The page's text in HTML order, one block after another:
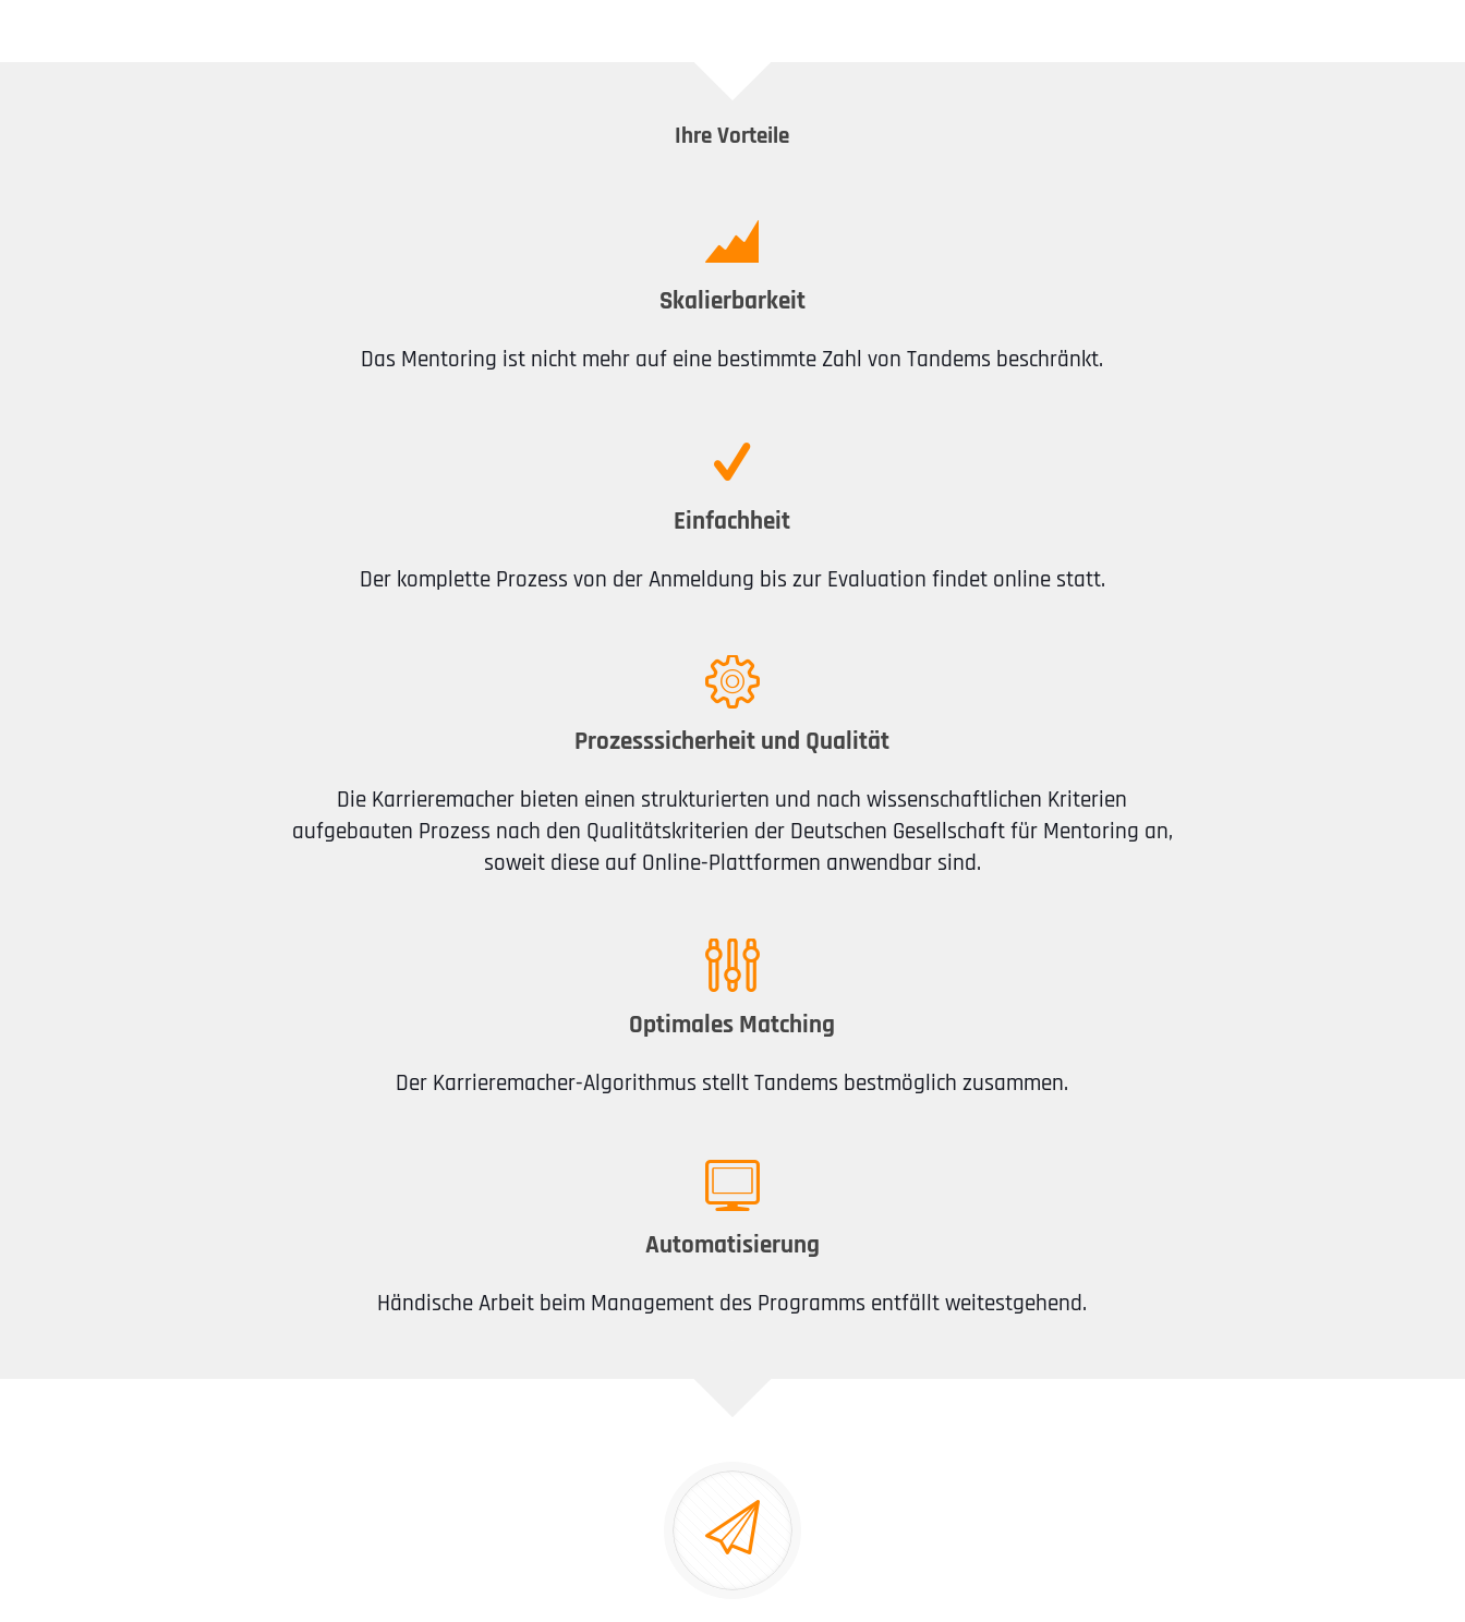
Ihre Vorteile
Skalierbarkeit
Das Mentoring ist nicht mehr auf eine bestimmte Zahl von Tandems beschränkt.
Einfachheit
Der komplette Prozess von der Anmeldung bis zur Evaluation findet online statt.
Prozesssicherheit und Qualität
Die Karrieremacher bieten einen strukturierten und nach wissenschaftlichen Kriterien
aufgebauten Prozess nach den Qualitätskriterien der Deutschen Gesellschaft für Mentoring an,
soweit diese auf Online-Plattformen anwendbar sind.
Optimales Matching
Der Karrieremacher-Algorithmus stellt Tandems bestmöglich zusammen.
Automatisierung
Händische Arbeit beim Management des Programms entfällt weitestgehend.